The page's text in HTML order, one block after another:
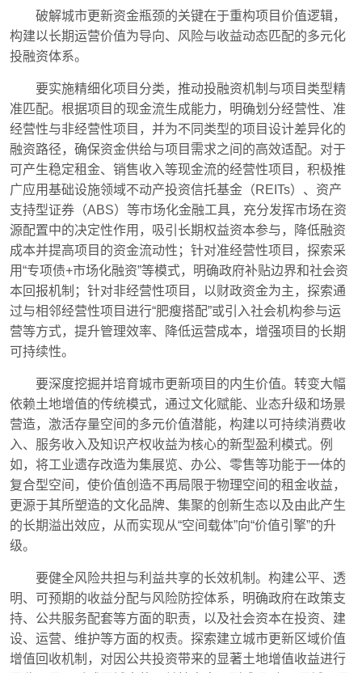
破解城市更新资金瓶颈的关键在于重构项目价值逻辑，
构建以长期运营价值为导向、风险与收益动态匹配的多元化
投融资体系。
要实施精细化项目分类，推动投融资机制与项目类型精
准匹配。根据项目的现金流生成能力，明确划分经营性、准
经营性与非经营性项目，并为不同类型的项目设计差异化的
融资路径，确保资金供给与项目需求之间的高效适配。对于
可产生稳定租金、销售收入等现金流的经营性项目，积极推
广应用基础设施领域不动产投资信托基金（REITs）、资产
支持型证券（ABS）等市场化金融工具，充分发挥市场在资
源配置中的决定性作用，吸引长期权益资本参与，降低融资
成本并提高项目的资金流动性；针对准经营性项目，探索采
用“专项债+市场化融资”等模式，明确政府补贴边界和社会资
本回报机制；针对非经营性项目，以财政资金为主，探索通
过与相邻经营性项目进行“肥瘦搭配”或引入社会机构参与运
营等方式，提升管理效率、降低运营成本，增强项目的长期
可持续性。
要深度挖掘并培育城市更新项目的内生价值。转变大幅
依赖土地增值的传统模式，通过文化赋能、业态升级和场景
营造，激活存量空间的多元价值潜能，构建以可持续消费收
入、服务收入及知识产权收益为核心的新型盈利模式。例
如，将工业遗存改造为集展览、办公、零售等功能于一体的
复合型空间，使价值创造不再局限于物理空间的租金收益，
更源于其所塑造的文化品牌、集聚的创新生态以及由此产生
的长期溢出效应，从而实现从“空间载体”向“价值引擎”的升
级。
要健全风险共担与利益共享的长效机制。构建公平、透
明、可预期的收益分配与风险防控体系，明确政府在政策支
持、公共服务配套等方面的职责，以及社会资本在投资、建
设、运营、维护等方面的权责。探索建立城市更新区域价值
增值回收机制，对因公共投资带来的显著土地增值收益进行